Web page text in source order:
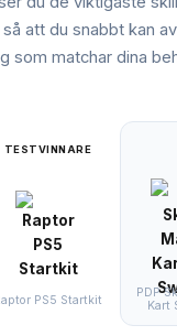
att du snabbt kan
som matchar dina
TESTVINNARE
PS5 Startkit
PDP
Kart